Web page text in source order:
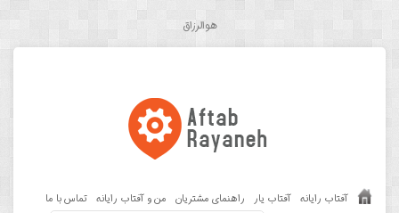
هوالرزاق
آفتاب رایانه آفتاب یار راهنمای مشتریان من و آفتاب رایانه تماس با ما